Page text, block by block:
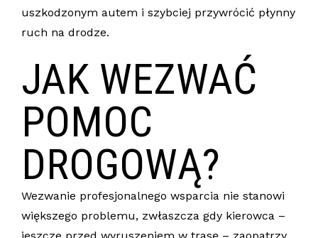
uszkodzonym autem i szybciej przywrócić płynny
ruch na drodze.
JAK WEZWAĆ
POMOC
DROGOWĄ?
Wezwanie profesjonalnego wsparcia nie stanowi
większego problemu, zwłaszcza gdy kierowca –